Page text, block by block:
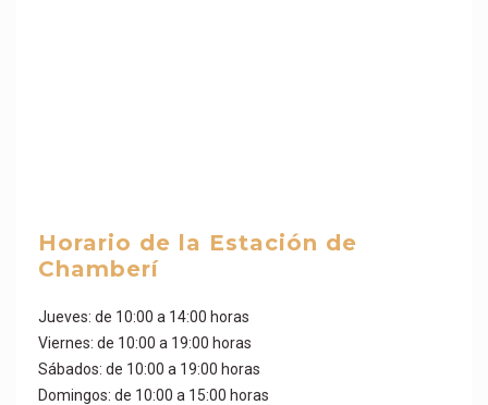
Horario de la Estación de
Chamberí
Jueves: de 10:00 a 14:00 horas
Viernes: de 10:00 a 19:00 horas
Sábados: de 10:00 a 19:00 horas
Domingos: de 10:00 a 15:00 horas